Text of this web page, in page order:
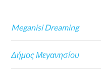
Meganisi Dreaming
Δήμος Μεγανησίου